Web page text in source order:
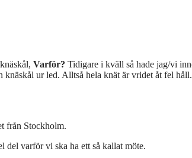
Varför? Tidigare i kväll så hade jag/vi
ur led. Alltså hela knät är vridet åt fel håll.
från Stockholm.
del varför vi ska ha ett så kallat möte.